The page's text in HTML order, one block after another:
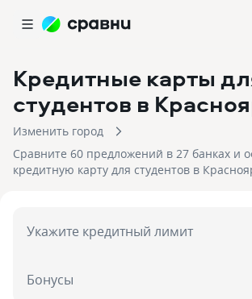
Кредитные карты
студентов в
Изменить город
Сравните 60 предложений в 27 банках и
кредитную карту для студентов в
Укажите кредитный лимит
Бонусы